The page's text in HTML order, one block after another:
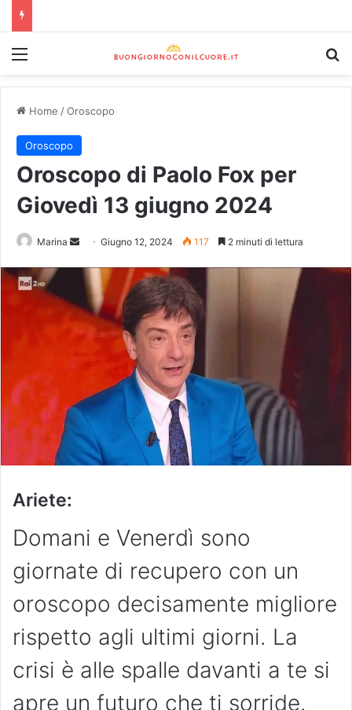
Home /Oroscopo
Oroscopo
Oroscopo di Paolo Fox per
Giovedì 13 giugno 2024
Marina Giugno 12, 2024 117 2 minuti di lettura
Ariete:
Domani e Venerdì sono
giornate di recupero con un
oroscopo decisamente migliore
rispetto agli ultimi giorni. La
crisi è alle spalle davanti a te si
apre un futuro che ti sorride.